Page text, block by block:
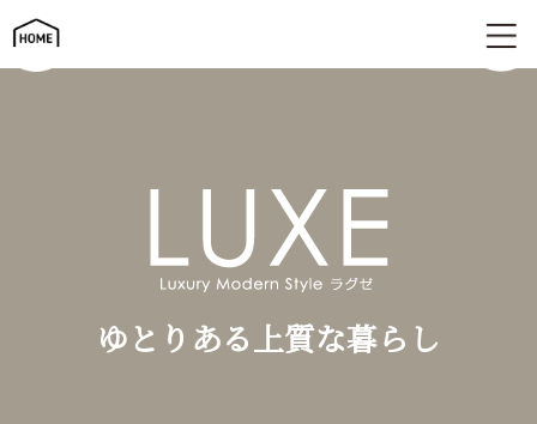
ゆとりある上質な暮らし | LUXE（ラグゼ）
ゆとりある上質な暮らし